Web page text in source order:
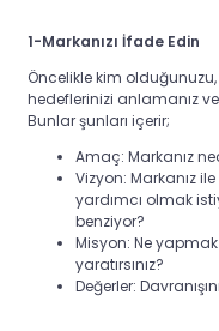
1-Markanızı İfade Edin
Öncelikle kim
hedeflerinizi anlamanız
Bunlar şunları içerir;
Amaç: Markanız
Vizyon: Markanız
yardımcı olmak
benziyor?
Misyon: Ne
yaratırsınız?
Değerler: